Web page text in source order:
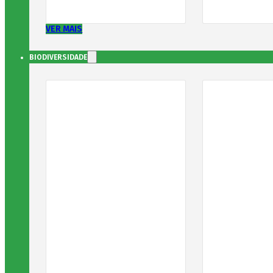
VER MAIS
BIODIVERSIDADE